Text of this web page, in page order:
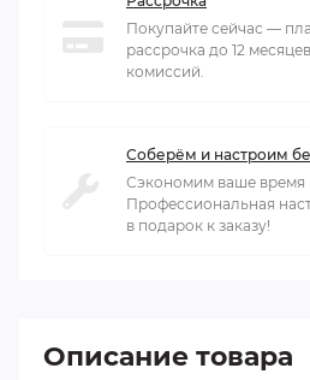
Покупайте сейчас —
рассрочка до 12
комиссий.
Соберём и настроим
Сэкономим ваше время
Профессиональная
в подарок к заказу!
Описание товара